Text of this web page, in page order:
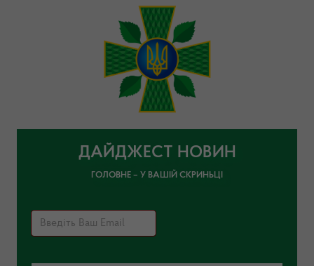
ДАЙДЖЕСТ НОВИН
ГОЛОВНЕ – У ВАШІЙ СКРИНЬЦІ